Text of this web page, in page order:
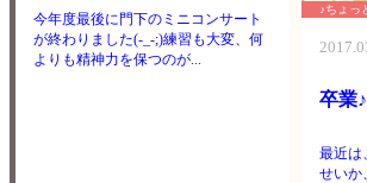
今年度最後に門下のミニコンサート
が終わりました(-_-;)練習も大変、何
よりも精神力を保つのが...
♪ちょっ
卒業♪
最近は
せいか